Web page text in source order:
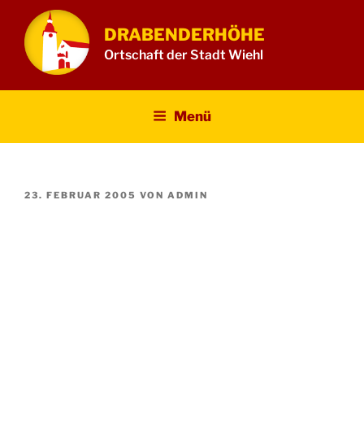
Inhalt
springen
DRABENDERHÖHE
Ortschaft der Stadt Wiehl
Menü
VERÖFFENTLICHT
23. FEBRUAR 2005 VON ADMIN